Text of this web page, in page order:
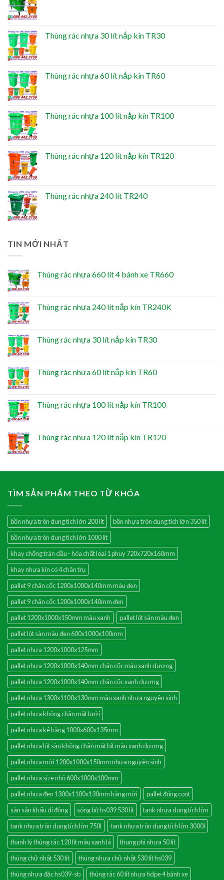
Thùng rác nhựa 30 lít nắp kín TR30
Thùng rác nhựa 60 lít nắp kín TR60
Thùng rác nhựa 100 lít nắp kín TR100
Thùng rác nhựa 120 lít nắp kín TR120
Thùng rác nhựa 240 lít TR240
TIN MỚI NHẤT
Thùng rác nhựa 660 lít 4 bánh xe TR660
Thùng rác nhựa 240 lít nắp kín TR240K
Thùng rác nhựa 30 lít nắp kín TR30
Thùng rác nhựa 60 lít nắp kín TR60
Thùng rác nhựa 100 lít nắp kín TR100
Thùng rác nhựa 120 lít nắp kín TR120
TÌM SẢN PHẨM THEO TỪ KHÓA
bồn nhựa tròn dung tích lớn 200 lít
bồn nhựa tròn dung tích lớn 350 lít
bồn nhựa tròn dung tích lớn 1000 lít
khay chống tràn dầu - hóa chất loại 1 phuy 720x720x160mm
khay nhựa kín có 4 chân trụ
pallet 9 chân cốc 1200x1000x140mm màu đen
pallet 9 chân cốc 1200x1000x140mm đen
pallet 1200x1000x150mm màu xanh
pallet lót sàn màu đen
pallet lót sàn màu đen 600x1000x100mm
pallet nhựa 1200x1000x125mm
pallet nhựa 1200x1000x140mm chân cốc màu xanh dương
pallet nhựa 1200x1000x140mm chân cốc xanh dương
pallet nhựa 1300x1100x130mm màu xanh nhựa nguyên sinh
pallet nhựa không chân mặt lưới
pallet nhựa kê hàng 1000x600x135mm
pallet nhựa lót sàn không chân mặt bít màu xanh dương
pallet nhựa mới 1200x1000x150mm nhựa nguyên sinh
pallet nhựa size nhỏ 600x1000x100mm
pallet nhựa đen 1300x1100x130mm hàng mới
pallet đóng cont
sàn sân khấu di động
sóng bít hs039 530 lít
tank nhựa dung tích lớn
tank nhựa tròn dung tích lớn 750l
tank nhựa tròn dung tích lớn 3000l
thanh lý thùng rác 120 lít màu xanh lá
thung phi nhựa 50 lít
thùng chữ nhật 530 lít
thùng nhựa chữ nhật 530 lít hs039
thùng nhựa đặc hs039-sb
thùng rác 60 lít nhựa hdpe 4 bánh xe